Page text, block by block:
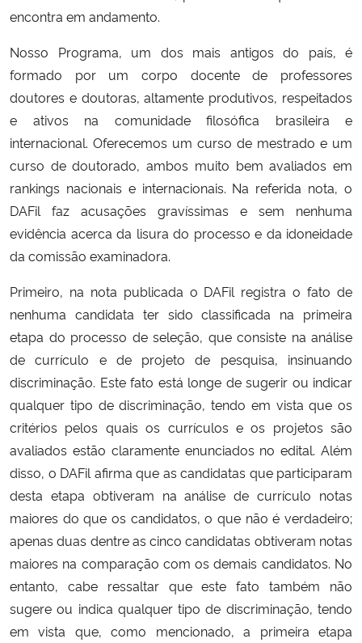
encontra em andamento.
Nosso Programa, um dos mais antigos do país, é
formado por um corpo docente de professores
doutores e doutoras, altamente produtivos, respeitados
e ativos na comunidade filosófica brasileira e
internacional. Oferecemos um curso de mestrado e um
curso de doutorado, ambos muito bem avaliados em
rankings nacionais e internacionais. Na referida nota, o
DAFil faz acusações gravíssimas e sem nenhuma
evidência acerca da lisura do processo e da idoneidade
da comissão examinadora.
Primeiro, na nota publicada o DAFil registra o fato de
nenhuma candidata ter sido classificada na primeira
etapa do processo de seleção, que consiste na análise
de currículo e de projeto de pesquisa, insinuando
discriminação. Este fato está longe de sugerir ou indicar
qualquer tipo de discriminação, tendo em vista que os
critérios pelos quais os currículos e os projetos são
avaliados estão claramente enunciados no edital. Além
disso, o DAFil afirma que as candidatas que participaram
desta etapa obtiveram na análise de currículo notas
maiores do que os candidatos, o que não é verdadeiro;
apenas duas dentre as cinco candidatas obtiveram notas
maiores na comparação com os demais candidatos. No
entanto, cabe ressaltar que este fato também não
sugere ou indica qualquer tipo de discriminação, tendo
em vista que, como mencionado, a primeira etapa